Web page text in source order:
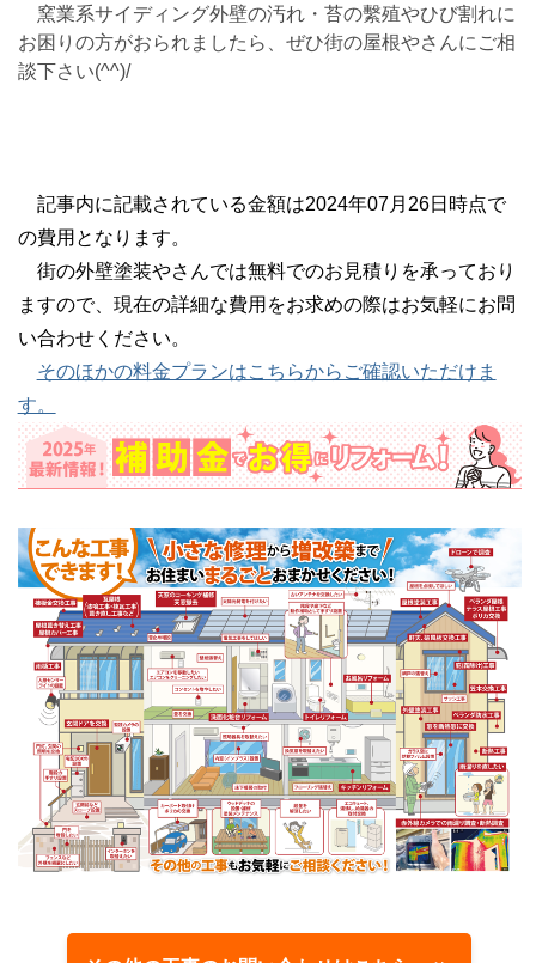
窯業系サイディング外壁の汚れ・苔の繫殖やひび割れに
お困りの方がおられましたら、ぜひ街の屋根やさんにご相
談下さい(^^)/
記事内に記載されている金額は2024年07月26日時点で
の費用となります。
街の外壁塗装やさんでは無料でのお見積りを承っており
ますので、現在の詳細な費用をお求めの際はお気軽にお問
い合わせください。
そのほかの料金プランはこちらからご確認いただけま
す。